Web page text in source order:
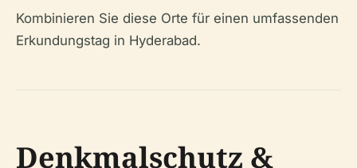
Kombinieren Sie diese Orte für einen umfassenden
Erkundungstag in Hyderabad.
Denkmalschutz &